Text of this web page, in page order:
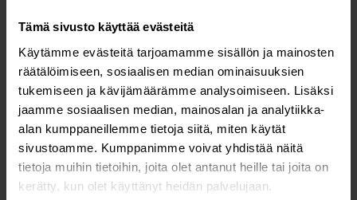
Tämä sivusto käyttää evästeitä
Käytämme evästeitä tarjoamamme sisällön ja mainosten
räätälöimiseen, sosiaalisen median ominaisuuksien
tukemiseen ja kävijämäärämme analysoimiseen. Lisäksi
jaamme sosiaalisen median, mainosalan ja analytiikka-
alan kumppaneillemme tietoja siitä, miten käytät
sivustoamme. Kumppanimme voivat yhdistää näitä
tietoja muihin tietoihin, joita olet antanut heille tai joita on
kerätty, kun olet käyttänyt heidän palvelujaan.
ARC
Perfect for recreational racing and freeride, the ARC is
our strongest SDM mast with dual outer fiberglass
layers. Built on the Apex mandrel for a lighter, stronger
mast.